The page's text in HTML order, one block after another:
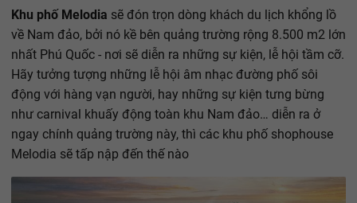
Khu phố Melodia sẽ đón trọn dòng khách du lịch khổng lồ
về Nam đảo, bởi nó kề bên quảng trường rộng 8.500 m2 lớn
nhất Phú Quốc - nơi sẽ diễn ra những sự kiện, lễ hội tầm cỡ.
Hãy tưởng tượng những lễ hội âm nhạc đường phố sôi
động với hàng vạn người, hay những sự kiện tưng bừng
như carnival khuấy động toàn khu Nam đảo… diễn ra ở
ngay chính quảng trường này, thì các khu phố shophouse
Melodia sẽ tấp nập đến thế nào